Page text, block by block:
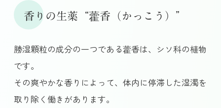
香りの生薬“藿香（かっこう）”
勝湿顆粒の成分の一つである藿香は、シソ科の植物
です。
その爽やかな香りによって、体内に停滞した湿濁を
取り除く働きがあります。